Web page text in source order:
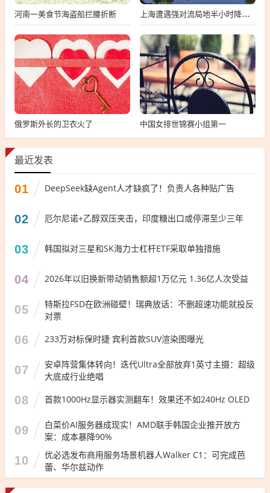
河南一美食节海盗船拦腰折断 上海遭遇强对流局地半小时降温13℃
俄罗斯外长的卫衣火了 中国女排世锦赛小组第一
最近发表
01 DeepSeek缺Agent人才缺疯了！负责人各种贴广告
02 厄尔尼诺+乙醇双压夹击，印度糖出口或停滞至少三年
03 韩国拟对三星和SK海力士杠杆ETF采取单独措施
04 2026年以旧换新带动销售额超1万亿元 1.36亿人次受益
05
特斯拉FSD在欧洲碰壁！瑞典放话：不删超速功能就投反
对票
06 233万对标保时捷 宾利首款SUV渲染图曝光
07
安卓阵营集体转向！迭代Ultra全部放弃1英寸主摄：超级
大底成行业绝唱
08 首款1000Hz显示器实测翻车！效果还不如240Hz OLED
09
白菜价AI服务器成现实！AMD联手韩国企业推开放方
案：成本暴降90%
10
优必选发布商用服务场景机器人Walker C1：可完成芭
蕾、华尔兹动作